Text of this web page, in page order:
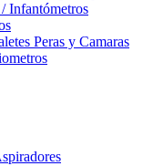
Infantómetros
Peras y Camaras